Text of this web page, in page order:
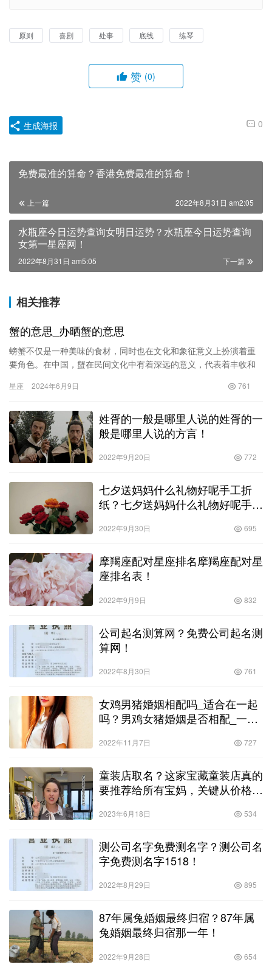
原则 喜剧 处事 底线 练琴
赞 (0)
0
生成海报
免费最准的算命？香港免费最准的算命！
上一篇 2022年8月31日 am2:05
水瓶座今日运势查询女明日运势？水瓶座今日运势查询
女第一星座网！
下一篇
2022年8月31日 am5:05
相关推荐
蟹的意思_办晒蟹的意思
螃蟹不仅是一种美味的食材，同时也在文化和象征意义上扮演着重
要角色。在中国，蟹在民间文化中有着深远的意义，代表着丰收和
生活中…
星座 2024年6月9日 761
姓胥的一般是哪里人说的姓胥的一
般是哪里人说的方言！
2022年9月20日 772
七夕送妈妈什么礼物好呢手工折
纸？七夕送妈妈什么礼物好呢手工
2022年9月30日 695
摩羯座配对星座排名摩羯座配对星
座排名表！
2022年9月9日 832
公司起名测算网？免费公司起名测
算网！
2022年8月30日 761
女鸡男猪婚姻相配吗_适合在一起
吗？男鸡女猪婚姻是否相配_一起
2022年11月7日 727
童装店取名？这家宝藏童装店真的
要推荐给所有宝妈，关键从价格质
2023年6月18日 534
测公司名字免费测名字？测公司名
字免费测名字1518！
2022年8月29日 895
87年属兔婚姻最终归宿？87年属
兔婚姻最终归宿那一年！
2022年9月28日 654